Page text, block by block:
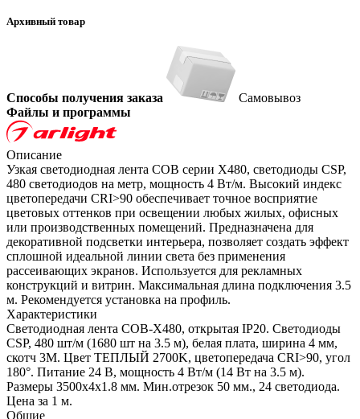
Архивный товар
Способы получения заказа
Самовывоз
Файлы и программы
Описание
Узкая светодиодная лента COB серии X480, светодиоды CSP,
480 светодиодов на метр, мощность 4 Вт/м. Высокий индекс
цветопередачи CRI>90 обеспечивает точное восприятие
цветовых оттенков при освещении любых жилых, офисных
или производственных помещений. Предназначена для
декоративной подсветки интерьера, позволяет создать эффект
сплошной идеальной линии света без применения
рассеивающих экранов. Используется для рекламных
конструкций и витрин. Максимальная длина подключения 3.5
м. Рекомендуется установка на профиль.
Характеристики
Светодиодная лента COB-X480, открытая IP20. Светодиоды
CSP, 480 шт/м (1680 шт на 3.5 м), белая плата, ширина 4 мм,
скотч 3М. Цвет ТЕПЛЫЙ 2700K, цветопередача CRI>90, угол
180°. Питание 24 В, мощность 4 Вт/м (14 Вт на 3.5 м).
Размеры 3500х4х1.8 мм. Мин.отрезок 50 мм., 24 светодиода.
Цена за 1 м.
Общие